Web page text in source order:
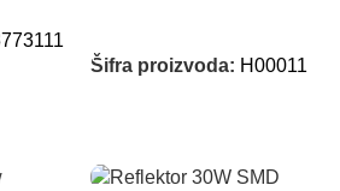
Šifra proizvoda: H00011